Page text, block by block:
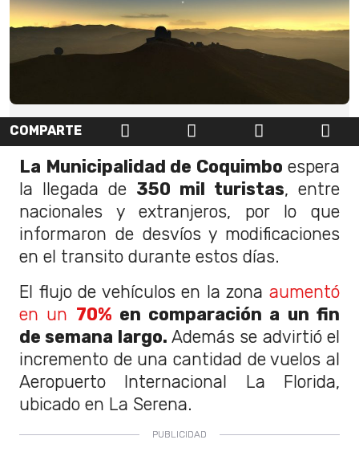
COMPARTE
La Municipalidad de Coquimbo espera
la llegada de 350 mil turistas, entre
nacionales y extranjeros, por lo que
informaron de desvíos y modificaciones
en el transito durante estos días.
El flujo de vehículos en la zona aumentó
en un 70% en comparación a un fin
de semana largo. Además se advirtió el
incremento de una cantidad de vuelos al
Aeropuerto Internacional La Florida,
ubicado en La Serena.